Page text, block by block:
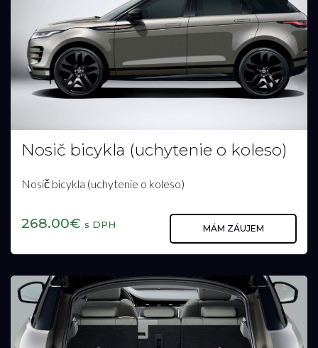
Nosič bicykla (uchytenie o koleso)
Nosič bicykla (uchytenie o koleso)
268.00€ s DPH MÁM ZÁUJEM